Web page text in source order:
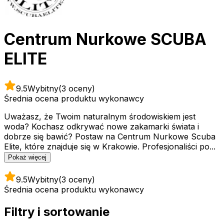
Centrum Nurkowe SCUBA
ELITE
9.5Wybitny(3 oceny)
Średnia ocena produktu wykonawcy
Uważasz, że Twoim naturalnym środowiskiem jest
woda? Kochasz odkrywać nowe zakamarki świata i
dobrze się bawić? Postaw na Centrum Nurkowe Scuba
Elite, które znajduje się w Krakowie. Profesjonaliści po...
Pokaż więcej
9.5Wybitny(3 oceny)
Średnia ocena produktu wykonawcy
Filtry i sortowanie